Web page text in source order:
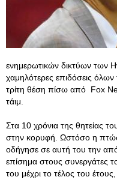
ενημερωτικών δικτύων των
χαμηλότερες επιδόσεις
τρίτη θέση πίσω από Fox
τάιμ.
Στα 10 χρόνια της θητείας
στην κορυφή. Ωστόσο η
οδήγησε σε αυτή του την
επίσημα στους συνεργάτες
του μέχρι το τέλος του